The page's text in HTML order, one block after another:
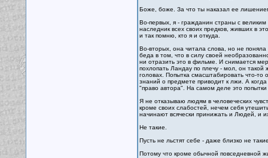
Боже, боже. За что ты наказал ее
Во-первых, я - гражданин страны с
наследник всех своих предков, живших в
и так помню, кто я и откуда.
Во-вторых, она читала слова, но не
беда в том, что в силу своей
ни отразить это в фильме. И снимается
похлопать Ландау по плечу - мол, он
головах. Попытка смасштабировать что-то
знаний о предмете приводит к лжи. А
"право автора". На самом деле это
Я не отказываю людям в человеческих
кроме своих слабостей, нечем себя
начинают всячески принижать и Людей, и
Не такие.
Пусть не льстят себе - даже близко не
Потому что кроме обычной повседневной